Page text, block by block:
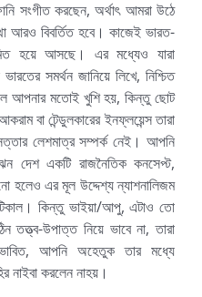
সংগীত করছেন, অর্থাৎ আমরা উঠে
আরও বিবর্তিত হবে। কাজেই ভারত-
হয়ে আসছে। এর মধ্যেও যারা
সমর্থন জানিয়ে লিখে, নিশ্চিত
আপনার মতোই খুশি হয়, কিন্তু ছোট
বা টেন্ডুলকারের ইনফ্লয়েন্স তারা
লেশমাত্র সম্পর্ক নেই। আপনি
দেশ একটি রাজনৈতিক কনসেপ্ট,
হলেও এর মূল উদ্দেশ্য ন্যাশনালিজম
কিন্তু ভাইয়া/আপু, এটাও তো
তত্ত্ব-উপাত্ত নিয়ে ভাবে না, তারা
ভাবিত, আপনি অহেতুক তার মধ্যে
নাইবা করলেন নাহয়।